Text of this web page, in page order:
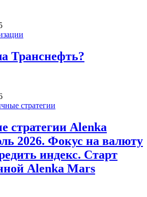
Транснефть?
стратегии
стратегии Alenka
2026. Фокус на валюту
индекс. Старт
Alenka Mars